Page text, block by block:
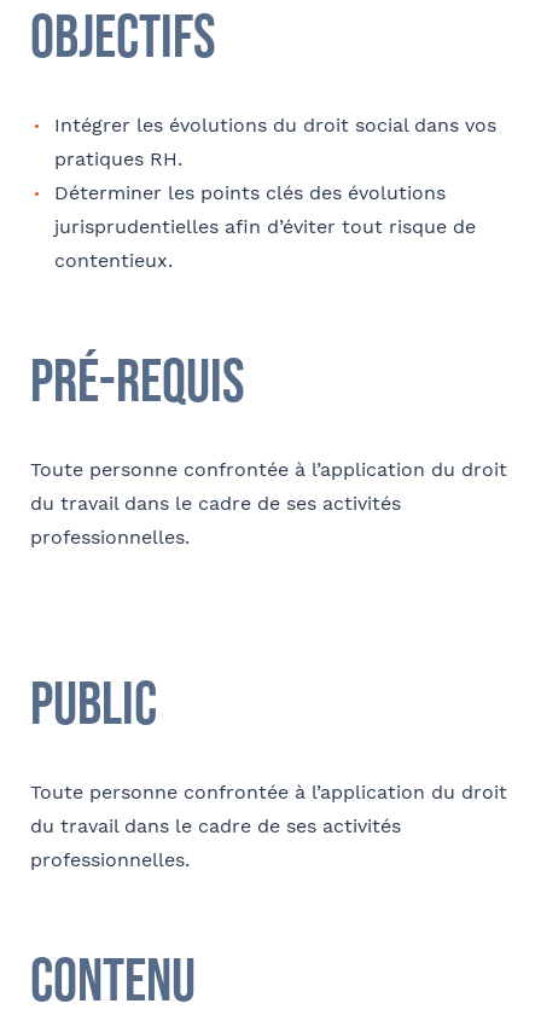
Objectifs
Intégrer les évolutions du droit social dans vos
pratiques RH.
Déterminer les points clés des évolutions
jurisprudentielles afin d’éviter tout risque de
contentieux.
Pré-requis
Toute personne confrontée à l’application du droit
du travail dans le cadre de ses activités
professionnelles.
Public
Toute personne confrontée à l’application du droit
du travail dans le cadre de ses activités
professionnelles.
Contenu
Adresse
Code postal
E-mail
Contact au service formation pour toute précision
concernant l’établissement de la convention
Tapez votre recherche et